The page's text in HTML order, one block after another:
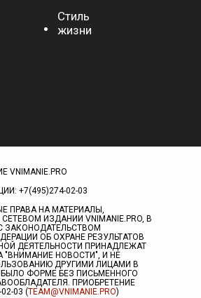
Стиль
жизни
+7(495)274-02-03
ПРАВА НА МАТЕРИАЛЫ,
ИЗДАНИИ VNIMANIE.PRO, В
ЗАКОНОДАТЕЛЬСТВОМ
ОБ ОХРАНЕ РЕЗУЛЬТАТОВ
ДЕЯТЕЛЬНОСТИ ПРИНАДЛЕЖАТ
"ВНИМАНИЕ НОВОСТИ", И НЕ
ДРУГИМИ ЛИЦАМИ В
ФОРМЕ БЕЗ ПИСЬМЕННОГО
ПРИОБРЕТЕНИЕ
03 (TEAM@VNIMANIE.PRO)